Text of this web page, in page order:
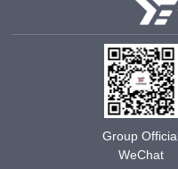
Group
WeChat